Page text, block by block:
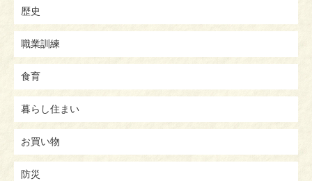
歴史
職業訓練
食育
暮らし住まい
お買い物
防災